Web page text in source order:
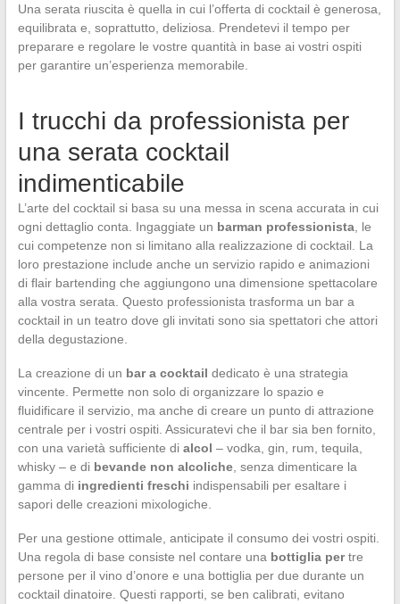
Una serata riuscita è quella in cui l’offerta di cocktail è generosa,
equilibrata e, soprattutto, deliziosa. Prendetevi il tempo per
preparare e regolare le vostre quantità in base ai vostri ospiti
per garantire un’esperienza memorabile.
I trucchi da professionista per
una serata cocktail
indimenticabile
L’arte del cocktail si basa su una messa in scena accurata in cui
ogni dettaglio conta. Ingaggiate un barman professionista, le
cui competenze non si limitano alla realizzazione di cocktail. La
loro prestazione include anche un servizio rapido e animazioni
di flair bartending che aggiungono una dimensione spettacolare
alla vostra serata. Questo professionista trasforma un bar a
cocktail in un teatro dove gli invitati sono sia spettatori che attori
della degustazione.
La creazione di un bar a cocktail dedicato è una strategia
vincente. Permette non solo di organizzare lo spazio e
fluidificare il servizio, ma anche di creare un punto di attrazione
centrale per i vostri ospiti. Assicuratevi che il bar sia ben fornito,
con una varietà sufficiente di alcol – vodka, gin, rum, tequila,
whisky – e di bevande non alcoliche, senza dimenticare la
gamma di ingredienti freschi indispensabili per esaltare i
sapori delle creazioni mixologiche.
Per una gestione ottimale, anticipate il consumo dei vostri ospiti.
Una regola di base consiste nel contare una bottiglia pertre
persone per il vino d’onore e una bottiglia per due durante un
cocktail dinatoire. Questi rapporti, se ben calibrati, evitano